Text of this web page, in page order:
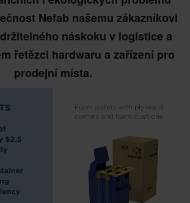
Nefab našemu zákazníkovi
náskoku v logistice a
řetězci hardwaru a zařízení pro
prodejní místa.